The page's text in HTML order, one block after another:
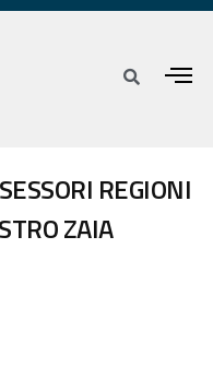
REGIONI
ZAIA